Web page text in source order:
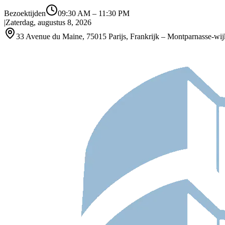
Bezoektijden 09:30 AM – 11:30 PM
|Zaterdag, augustus 8, 2026
33 Avenue du Maine, 75015 Parijs, Frankrijk – Montparnasse-